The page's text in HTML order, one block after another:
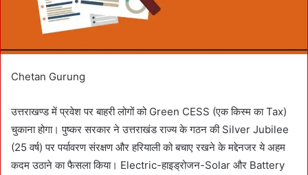
Chetan Gurung
उत्तराखण्ड में प्रवेश पर बाहरी लोगों को Green CESS (एक किस्म का Tax)
चुकाना होगा। पुष्कर सरकार ने उत्तराखंड राज्य के गठन की Silver Jubilee
(25 वर्ष) पर पर्यावरण संरक्षण और हरियाली को बचाए रखने के मद्देनजर ये अहम
कदम उठाने का फैसला किया। Electric-हाइड्रोजन-Solar और Battery